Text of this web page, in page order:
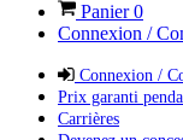
Panier0
Connexion /
Connexion /
Prix garanti
Carrières